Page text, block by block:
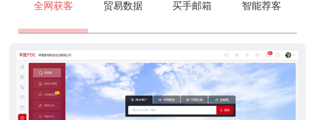
全网获客 贸易数据 买手邮箱 智能荐客